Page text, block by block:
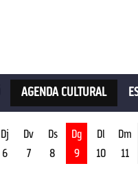
AGENDA CULTURAL
Dj
6
Dv
7
Ds
8
Dg
9
Dl
10
Dm
11